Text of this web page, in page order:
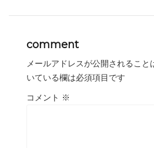
comment
メールアドレスが公開されること
いている欄は必須項目です
コメント ※